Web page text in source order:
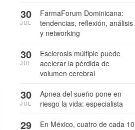
FarmaForum Dominicana:
tendencias, reflexión, análisis
y networking
30
JUL
Esclerosis múltiple puede
acelerar la pérdida de
volumen cerebral
30
JUL
Apnea del sueño pone en
riesgo la vida: especialista
30
JUL
En México, cuatro de cada 10
29